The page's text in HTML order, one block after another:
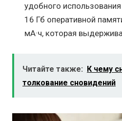
удобного
16 Гб оперативной
мА·ч, которая
Читайте также: К чему
толкование сновидений